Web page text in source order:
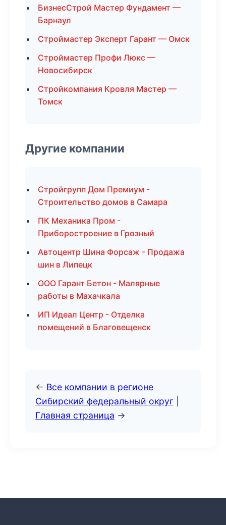
БизнесСтрой Мастер Фундамент —
Барнаул
Строймастер Эксперт Гарант — Омск
Строймастер Профи Люкс —
Новосибирск
Стройкомпания Кровля Мастер —
Томск
Другие компании
Стройгрупп Дом Премиум -
Строительство домов в Самара
ПК Механика Пром -
Приборостроение в Грозный
Автоцентр Шина Форсаж - Продажа
шин в Липецк
ООО Гарант Бетон - Малярные
работы в Махачкала
ИП Идеал Центр - Отделка
помещений в Благовещенск
← Все компании в регионе
Сибирский федеральный округ
Главная страница →